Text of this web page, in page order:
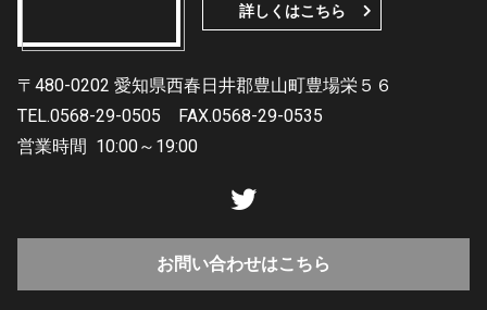
詳しくはこちら
〒480-0202 愛知県西春日井郡豊山町豊場栄５６
TEL.0568-29-0505
FAX.0568-29-0535
営業時間 10:00～19:00
お問い合わせはこちら